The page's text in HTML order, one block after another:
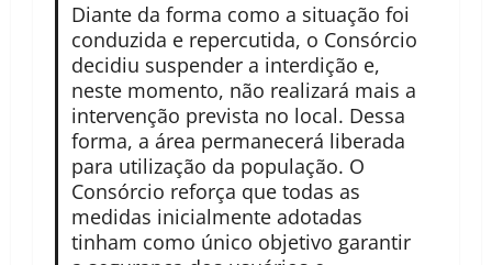
Diante da forma como a situação foi
conduzida e repercutida, o Consórcio
decidiu suspender a interdição e,
neste momento, não realizará mais a
intervenção prevista no local. Dessa
forma, a área permanecerá liberada
para utilização da população. O
Consórcio reforça que todas as
medidas inicialmente adotadas
tinham como único objetivo garantir